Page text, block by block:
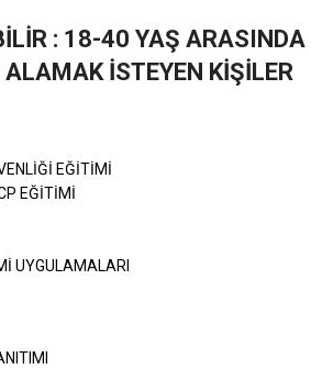
: 18-40 YAŞ ARASINDA
İSTEYEN KİŞİLER
EĞİTİMİ
EĞİTİMİ
UYGULAMALARI